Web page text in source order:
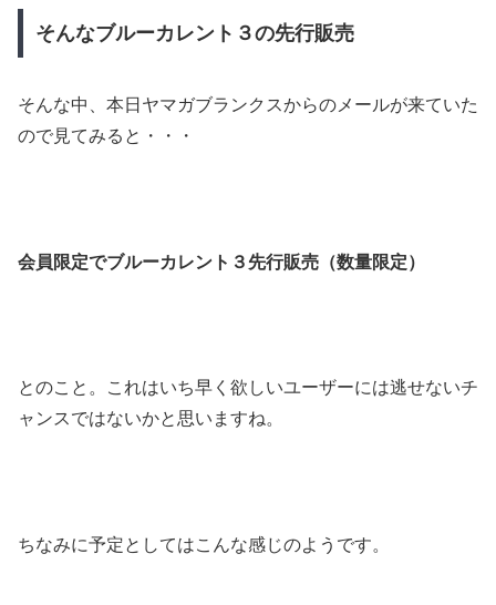
そんなブルーカレント３の先行販売
そんな中、本日ヤマガブランクスからのメールが来ていた
ので見てみると・・・
会員限定でブルーカレント３先行販売（数量限定）
とのこと。これはいち早く欲しいユーザーには逃せないチ
ャンスではないかと思いますね。
ちなみに予定としてはこんな感じのようです。